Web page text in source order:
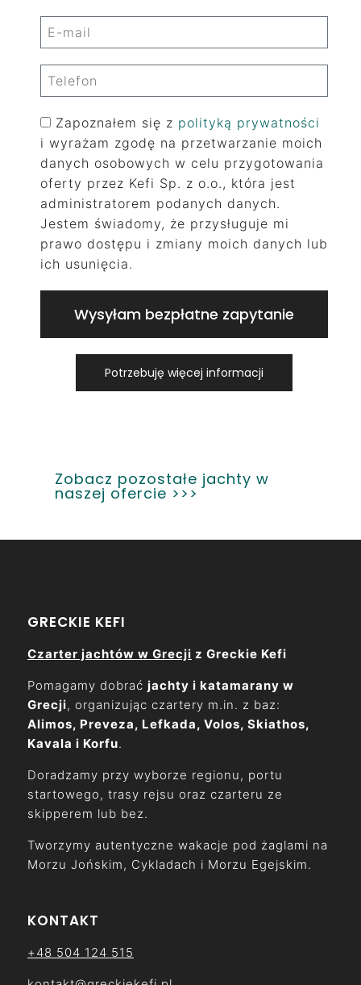
Zapoznałem się z polityką prywatności
i wyrażam zgodę na przetwarzanie moich
danych osobowych w celu przygotowania
oferty przez Kefi Sp. z o.o., która jest
administratorem podanych danych.
Jestem świadomy, że przysługuje mi
prawo dostępu i zmiany moich danych lub
ich usunięcia.
Wysyłam bezpłatne zapytanie
Potrzebuję więcej informacji
Zobacz pozostałe jachty w
naszej ofercie >>>
GRECKIE KEFI
Czarter jachtów w Grecji z Greckie Kefi
Pomagamy dobrać jachty i katamarany w
Grecji, organizując czartery m.in. z baz:
Alimos, Preveza, Lefkada, Volos, Skiathos,
Kavala i Korfu.
Doradzamy przy wyborze regionu, portu
startowego, trasy rejsu oraz czarteru ze
skipperem lub bez.
Tworzymy autentyczne wakacje pod żaglami na
Morzu Jońskim, Cykladach i Morzu Egejskim.
KONTAKT
+48 504 124 515